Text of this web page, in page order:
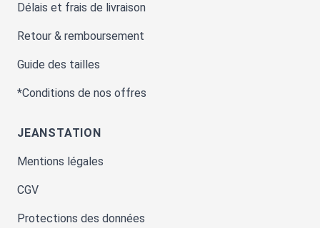
Délais et frais de livraison
Retour & remboursement
Guide des tailles
*Conditions de nos offres
JEANSTATION
Mentions légales
CGV
Protections des données